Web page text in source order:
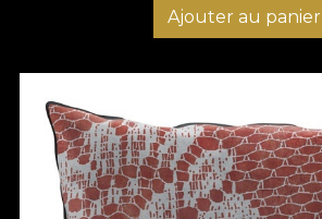
Ajouter au panier